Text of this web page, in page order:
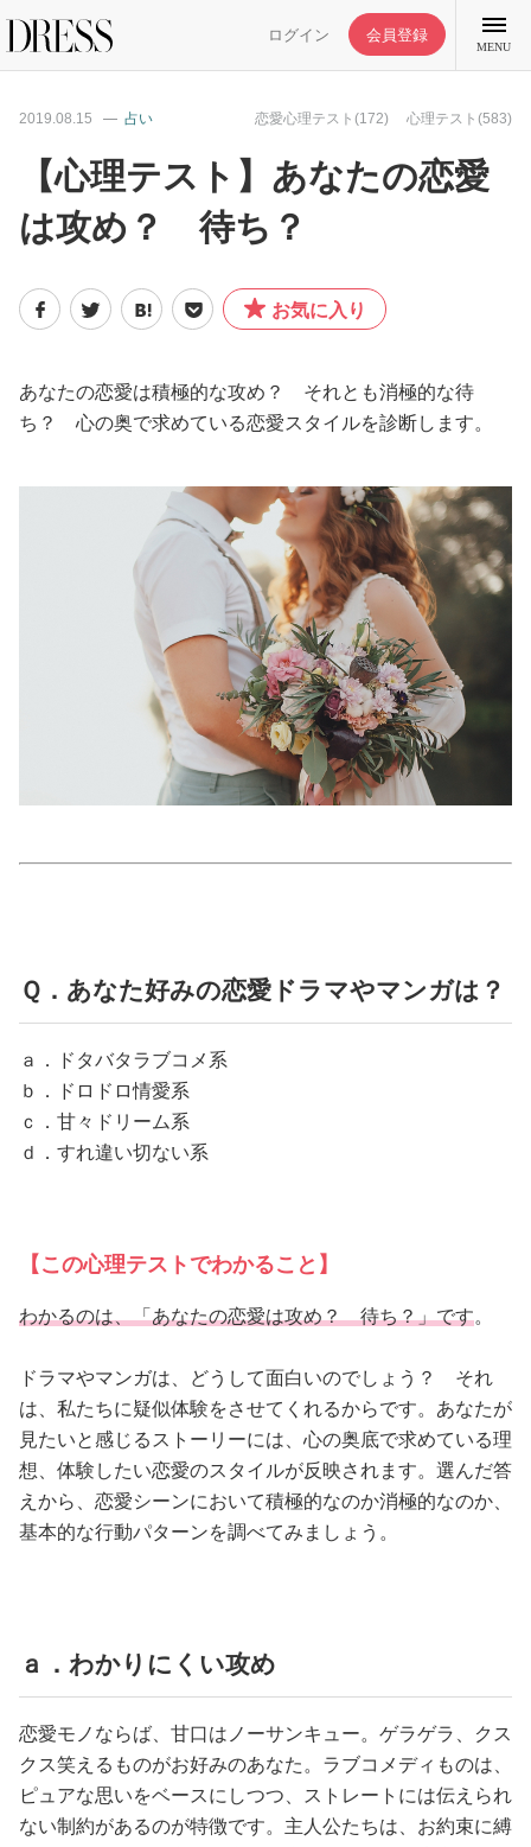
ログイン 会員登録
MENU
特集記事
DRESS部活
ファッション
恋愛/結婚/離婚
美容/健康
ワークスタイル
妊娠/出産/家族
ココロ/カラダ
カルチャー/エンタメ
占い
性と愛
2019.08.15 占い 恋愛心理テスト(172) 心理テスト(583)
【心理テスト】あなたの恋愛
は攻め？ 待ち？
お気に入り
あなたの恋愛は積極的な攻め？ それとも消極的な待
ち？ 心の奥で求めている恋愛スタイルを診断します。
Ｑ．あなた好みの恋愛ドラマやマンガは？
ａ．ドタバタラブコメ系
ｂ．ドロドロ情愛系
ｃ．甘々ドリーム系
ｄ．すれ違い切ない系
【この心理テストでわかること】
わかるのは、「あなたの恋愛は攻め？ 待ち？」です。
ドラマやマンガは、どうして面白いのでしょう？ それ
は、私たちに疑似体験をさせてくれるからです。あなたが
見たいと感じるストーリーには、心の奥底で求めている理
想、体験したい恋愛のスタイルが反映されます。選んだ答
えから、恋愛シーンにおいて積極的なのか消極的なのか、
基本的な行動パターンを調べてみましょう。
ａ．わかりにくい攻め
恋愛モノならば、甘口はノーサンキュー。ゲラゲラ、クス
クス笑えるものがお好みのあなた。ラブコメディものは、
ピュアな思いをベースにしつつ、ストレートには伝えられ
ない制約があるのが特徴です。主人公たちは、お約束に縛